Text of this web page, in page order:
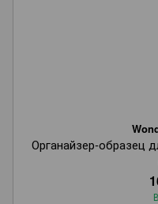
Органайзер‑образец